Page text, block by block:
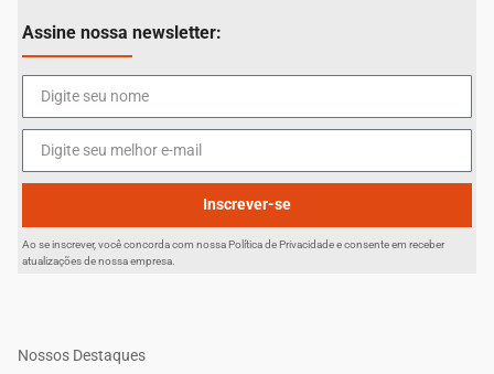
Assine nossa newsletter:
Inscrever-se
Ao se inscrever, você concorda com nossa Política de Privacidade e consente em receber
atualizações de nossa empresa.
Nossos Destaques